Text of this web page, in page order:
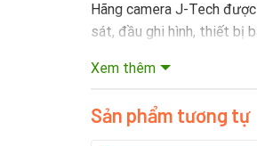
Hãng camera J-Tech
sát, đầu ghi hình, thiết bị
tại Việt Nam.
Xem thêm
Sản phẩm tương tự